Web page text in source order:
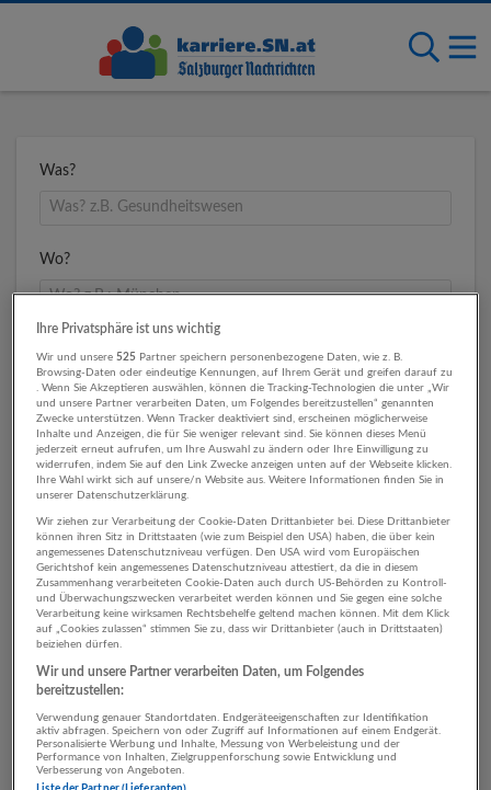
Was?
Wo?
2 Sonstige Berufe Land- und
Forstwirtschaft Unternehmen
Ihre Privatsphäre ist uns wichtig
Wir und unsere525 Partner speichern personenbezogene Daten, wie z. B.
Browsing-Daten oder eindeutige Kennungen, auf Ihrem Gerät und greifen darauf zu
. Wenn Sie Akzeptieren auswählen, können die Tracking-Technologien die unter „Wir
und unsere Partner verarbeiten Daten, um Folgendes bereitzustellen“ genannten
Zwecke unterstützen. Wenn Tracker deaktiviert sind, erscheinen möglicherweise
Inhalte und Anzeigen, die für Sie weniger relevant sind. Sie können dieses Menü
jederzeit erneut aufrufen, um Ihre Auswahl zu ändern oder Ihre Einwilligung zu
widerrufen, indem Sie auf den Link Zwecke anzeigen unten auf der Webseite klicken.
Ihre Wahl wirkt sich auf unsere/n Website aus. Weitere Informationen finden Sie in
unserer Datenschutzerklärung.
Wir ziehen zur Verarbeitung der Cookie-Daten Drittanbieter bei. Diese Drittanbieter
können ihren Sitz in Drittstaaten (wie zum Beispiel den USA) haben, die über kein
angemessenes Datenschutzniveau verfügen. Den USA wird vom Europäischen
Gerichtshof kein angemessenes Datenschutzniveau attestiert, da die in diesem
Zusammenhang verarbeiteten Cookie-Daten auch durch US-Behörden zu Kontroll-
und Überwachungszwecken verarbeitet werden können und Sie gegen eine solche
Verarbeitung keine wirksamen Rechtsbehelfe geltend machen können. Mit dem Klick
auf „Cookies zulassen“ stimmen Sie zu, dass wir Drittanbieter (auch in Drittstaaten)
beiziehen dürfen.
Wir und unsere Partner verarbeiten Daten, um Folgendes
bereitzustellen:
Verwendung genauer Standortdaten. Endgeräteeigenschaften zur Identifikation
aktiv abfragen. Speichern von oder Zugriff auf Informationen auf einem Endgerät.
Personalisierte Werbung und Inhalte, Messung von Werbeleistung und der
Performance von Inhalten, Zielgruppenforschung sowie Entwicklung und
Verbesserung von Angeboten.